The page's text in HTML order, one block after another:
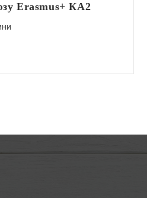
Erasmus+ КА2